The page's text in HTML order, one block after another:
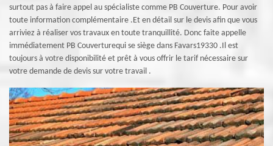
surtout pas à faire appel au spécialiste comme PB Couverture. Pour avoir
toute information complémentaire .Et en détail sur le devis afin que vous
arriviez à réaliser vos travaux en toute tranquillité. Donc faite appelle
immédiatement PB Couverturequi se siège dans Favars19330 .Il est
toujours à votre disponibilité et prêt à vous offrir le tarif nécessaire sur
votre demande de devis sur votre travail .